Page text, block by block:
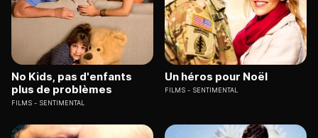
No Kids, pas d'enfants
plus de problèmes
FILMS SENTIMENTAL
Un héros pour Noël
FILMS SENTIMENTAL